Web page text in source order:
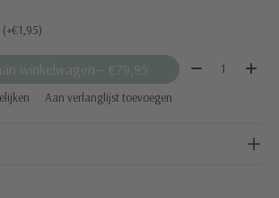
winkelwagen — €79,95 Aantal:
Aan verlanglijst toevoegen